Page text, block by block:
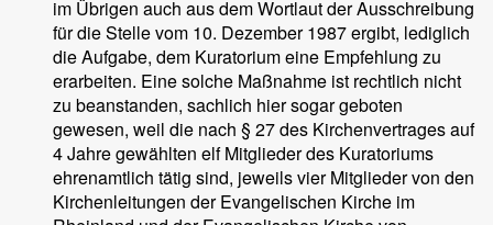
im Übrigen auch aus dem Wortlaut der Ausschreibung
für die Stelle vom 10. Dezember 1987 ergibt, lediglich
die Aufgabe, dem Kuratorium eine Empfehlung zu
erarbeiten. Eine solche Maßnahme ist rechtlich nicht
zu beanstanden, sachlich hier sogar geboten
gewesen, weil die nach § 27 des Kirchenvertrages auf
4 Jahre gewählten elf Mitglieder des Kuratoriums
ehrenamtlich tätig sind, jeweils vier Mitglieder von den
Kirchenleitungen der Evangelischen Kirche im